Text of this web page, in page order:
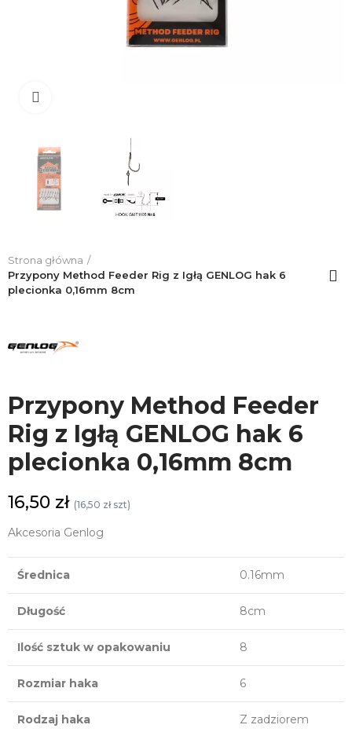
Strona główna
Przypony Method Feeder Rig z Igłą GENLOG hak 6
plecionka 0,16mm 8cm
Przypony Method Feeder
Rig z Igłą GENLOG hak 6
plecionka 0,16mm 8cm
16,50 zł (16,50 zł szt)
Akcesoria Genlog
Średnica 0.16mm
Długość 8cm
Ilość sztuk w opakowaniu 8
Rozmiar haka 6
Rodzaj haka Z zadziorem